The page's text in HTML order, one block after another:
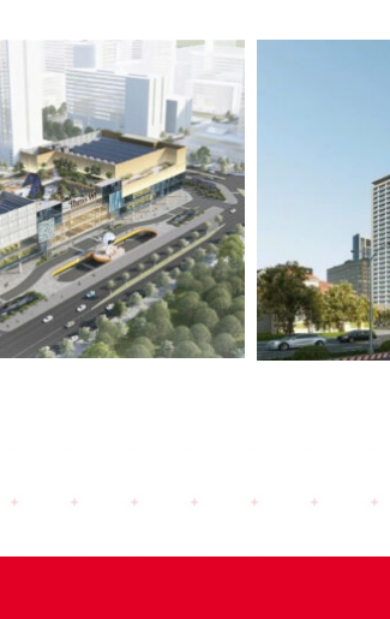
Tây (2025)